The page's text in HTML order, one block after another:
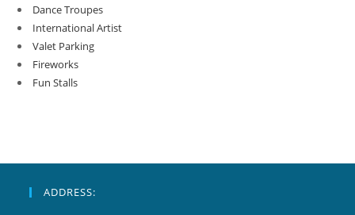
Dance Troupes
International Artist
Valet Parking
Fireworks
Fun Stalls
ADDRESS: